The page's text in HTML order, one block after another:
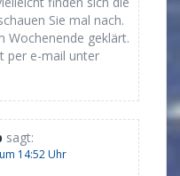
Sie mal nach.
Wochenende geklärt.
per e-mail unter
sagt:
14:52 Uhr